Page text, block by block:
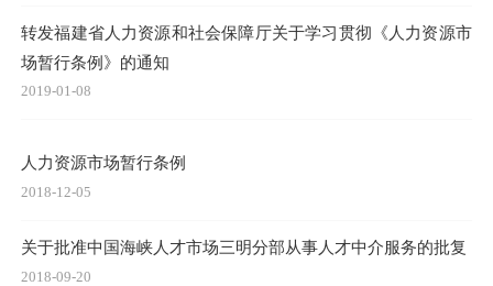
转发福建省人力资源和社会保障厅关于学习贯彻《人力资源市
场暂行条例》的通知
2019-01-08
人力资源市场暂行条例
2018-12-05
关于批准中国海峡人才市场三明分部从事人才中介服务的批复
2018-09-20